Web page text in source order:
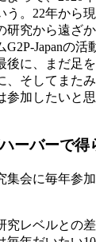
う。22年から
究から遠ざ
Japanの活
後に、まだ足
、そしてまた
加したいと思
ーバーで得
集会に毎年参
究レベルとの